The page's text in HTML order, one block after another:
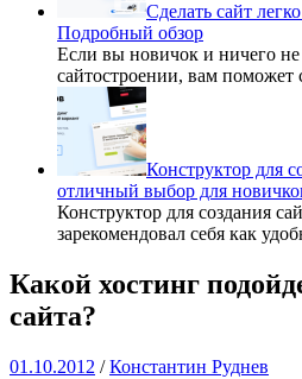
Сделать сайт
Подробный обзор
Если вы новичок и ничего
сайтостроении, вам поможет
Конструктор для
отличный выбор для
Конструктор для создания
зарекомендовал себя как
Какой хостинг
сайта?
01.10.2012 /Константин Руднев